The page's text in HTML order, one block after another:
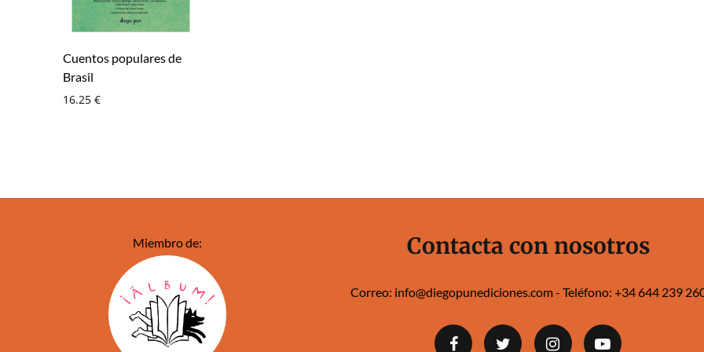
Cuentos populares de
Brasil
16.25 €
Miembro de: Contacta con nosotros
Correo: info@diegopunediciones.com- Teléfono: +34 644 239